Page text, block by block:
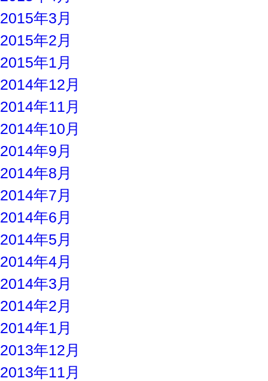
2015年3月
2015年2月
2015年1月
2014年12月
2014年11月
2014年10月
2014年9月
2014年8月
2014年7月
2014年6月
2014年5月
2014年4月
2014年3月
2014年2月
2014年1月
2013年12月
2013年11月